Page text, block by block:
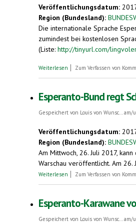
Veröffentlichungsdatum:
Region (Bundesland):
Die internationale Sprache
zumindest bei kostenlosen
(Liste: http://tinyurl.com/
Weiterlesen über Geburtstags-
Zum Verfassen von
Esperanto-Bund regt
Gespeichert von Louis von Wunsc...am/
Veröffentlichungsdatum:
Region (Bundesland):
Am Mittwoch, 26. Juli 2017,
Warschau veröffentlicht. Am
Weiterlesen über Esperanto-Bund regt
Zum Verfassen von
Esperanto-Karawane
Gespeichert von Louis von Wunsc... am/